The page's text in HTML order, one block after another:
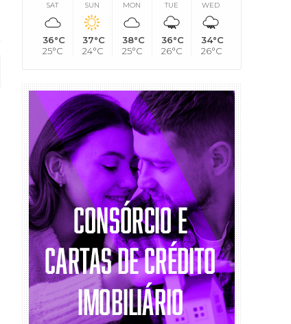
SAT
36°C
25°C
SUN
37°C
24°C
MON
38°C
25°C
TUE
36°C
26°C
WED
34°C
26°C